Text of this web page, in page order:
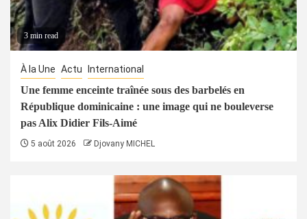
3 min read
À la Une Actu International
Une femme enceinte traînée sous des barbelés en
République dominicaine : une image qui ne bouleverse
pas Alix Didier Fils-Aimé
5 août 2026 Djovany MICHEL